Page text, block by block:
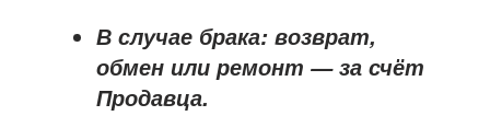
В случае брака: возврат,
обмен или ремонт —за счёт
Продавца.